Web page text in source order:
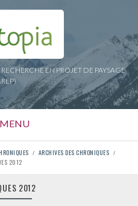
EN PROJET DE PAYSAGE
MENU
ARCHIVES DES CHRONIQUES
2012
2012